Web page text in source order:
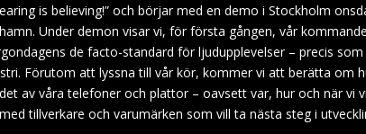
is believing!” och börjar med en demo i Stockholm
Under demon visar vi, för första gången, vår
de facto-standard för ljudupplevelser – precis
Förutom att lyssna till vår kör, kommer vi att berätta om
av våra telefoner och plattor – oavsett var, hur och när vi
tillverkare och varumärken som vill ta nästa steg i